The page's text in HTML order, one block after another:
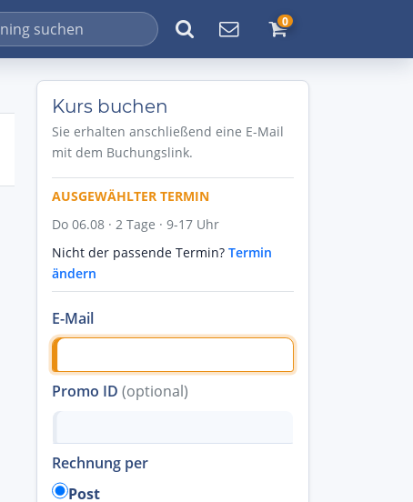
0
Kurs buchen
Sie erhalten anschließend eine E-Mail
mit dem Buchungslink.
AUSGEWÄHLTER TERMIN
Do 06.08 · 2 Tage · 9-17 Uhr
Nicht der passende Termin? Termin
ändern
E-Mail
Promo ID (optional)
Rechnung per
Post